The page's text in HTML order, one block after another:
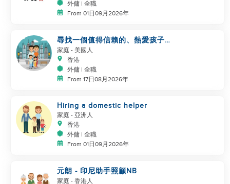
外傭 | 全職
From 01日09月2026年
尋找一個值得信賴的、熱愛孩子的
幫手
家庭 - 美國人
香港
外傭 | 全職
From 17日08月2026年
Hiring a domestic helper
家庭 - 亞洲人
香港
外傭 | 全職
From 01日09月2026年
元朗 - 印尼助手照顧NB
家庭 - 香港人